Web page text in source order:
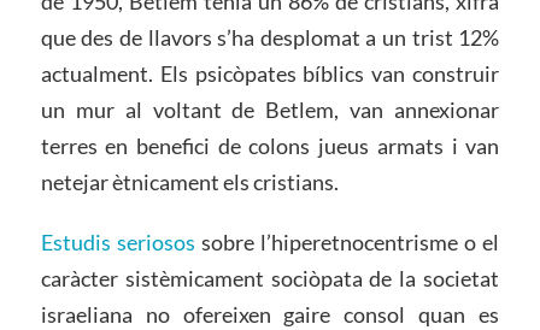
que des de llavors s’ha desplomat a un trist 12%
actualment. Els psicòpates bíblics van construir
un mur al voltant de Betlem, van annexionar
terres en benefici de colons jueus armats i van
netejar ètnicament els cristians.
Estudis seriosos sobre l’hiperetnocentrisme o el
caràcter sistèmicament sociòpata de la societat
israeliana no ofereixen gaire consol quan es